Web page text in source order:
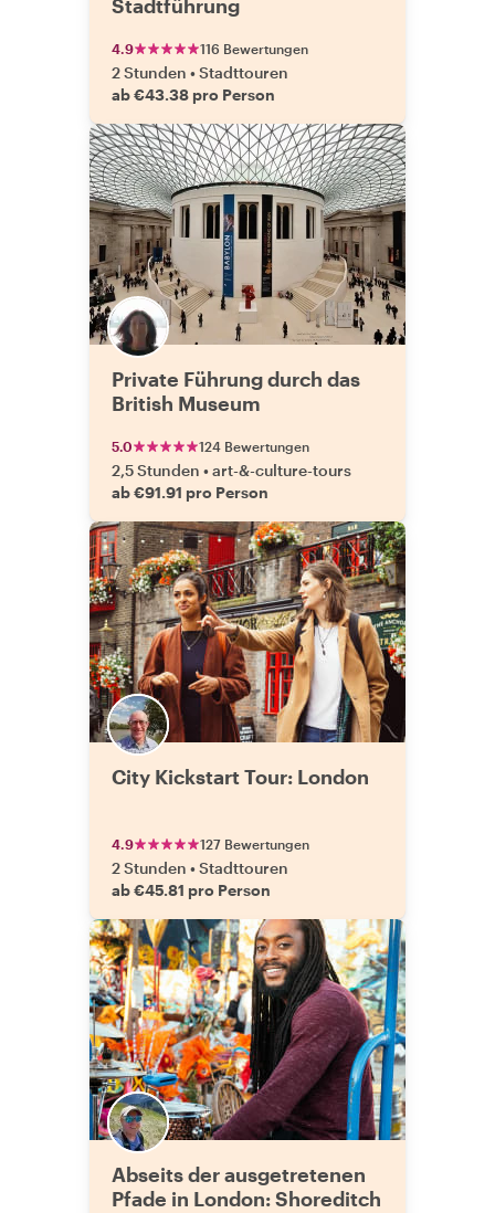
Stadtführung
4.9 116 Bewertungen
2 Stunden •Stadttouren
ab €43.38 pro Person
Private Führung durch das
British Museum
5.0 124 Bewertungen
2,5 Stunden •art-&-culture-tours
ab €91.91 pro Person
City Kickstart Tour: London
4.9 127 Bewertungen
2 Stunden •Stadttouren
ab €45.81 pro Person
Abseits der ausgetretenen
Pfade in London: Shoreditch